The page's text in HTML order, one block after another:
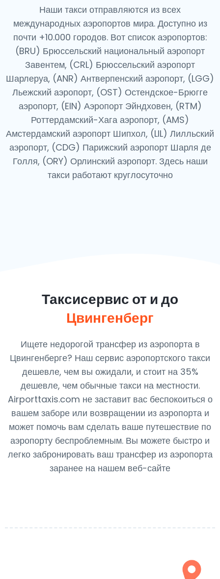
Наши такси отправляются из всех
международных аэропортов мира. Доступно из
почти +10.000 городов. Вот список аэропортов:
(BRU) Брюссельский национальный аэропорт
Завентем, (CRL) Брюссельский аэропорт
Шарлеруа, (ANR) Антверпенский аэропорт, (LGG)
Льежский аэропорт, (OST) Остендское-Брюгге
аэропорт, (EIN) Аэропорт Эйндховен, (RTM)
Роттердамский-Хага аэропорт, (AMS)
Амстердамский аэропорт Шипхол, (LIL) Лилльский
аэропорт, (CDG) Парижский аэропорт Шарля де
Голля, (ORY) Орлинский аэропорт. Здесь наши
такси работают круглосуточно
Таксисервис от и до
Цвингенберг
Ищете недорогой трансфер из аэропорта в
Цвингенберге? Наш сервис аэропортского такси
дешевле, чем вы ожидали, и стоит на 35%
дешевле, чем обычные такси на местности.
Airporttaxis.com не заставит вас беспокоиться о
вашем заборе или возвращении из аэропорта и
может помочь вам сделать ваше путешествие по
аэропорту беспроблемным. Вы можете быстро и
легко забронировать ваш трансфер из аэропорта
заранее на нашем веб-сайте